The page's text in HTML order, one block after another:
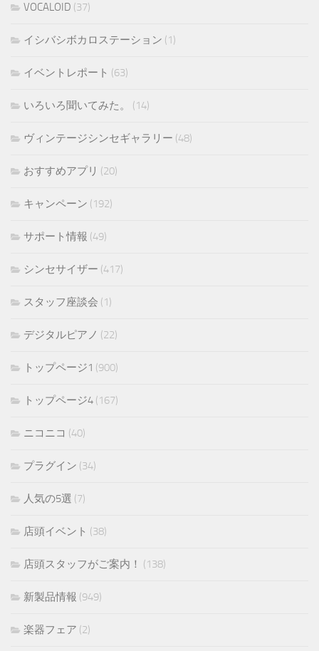
VOCALOID (37)
イシバシボカロステーション (1)
イベントレポート (63)
いろいろ聞いてみた。 (14)
ヴィンテージシンセギャラリー (48)
おすすめアプリ (20)
キャンペーン (192)
サポート情報 (49)
シンセサイザー (417)
スタッフ座談会 (1)
デジタルピアノ (22)
トップページ1 (900)
トップページ4 (167)
ニコニコ (40)
プラグイン (34)
人気の5選 (7)
店頭イベント (38)
店頭スタッフがご案内！ (138)
新製品情報 (949)
楽器フェア (2)